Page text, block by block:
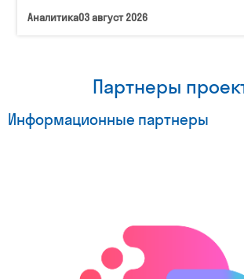
Аналитика03 август 2026
Партнеры
Информационные партнеры